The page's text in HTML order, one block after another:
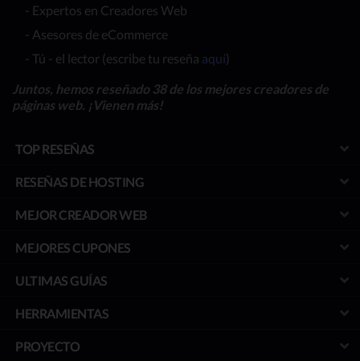
- Expertos en Creadores Web
- Asesores de eCommerce
- Tú - el lector (escribe tu reseña aquí)
Juntos, hemos reseñado 38 de los mejores creadores de
páginas web. ¡Vienen más!
TOP RESEÑAS
RESEÑAS DE HOSTING
MEJOR CREADOR WEB
MEJORES CUPONES
ULTIMAS GUÍAS
HERRAMIENTAS
PROYECTO